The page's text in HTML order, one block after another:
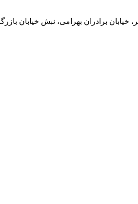
خیابان برادران بهرامی، نبش خیابان